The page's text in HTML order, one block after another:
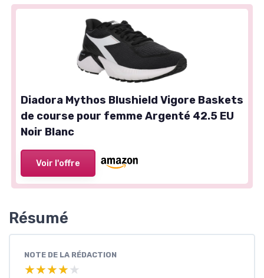
Diadora Mythos Blushield Vigore Baskets
de course pour femme Argenté 42.5 EU
Noir Blanc
Voir l'offre
Résumé
NOTE DE LA RÉDACTION
★★★★★
★★★★★